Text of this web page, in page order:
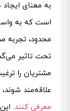
به معنای
است که به
محدود، تجربه
تحت تاثیر
مشتریان را
علاقه‌مند
معرفی کنند.